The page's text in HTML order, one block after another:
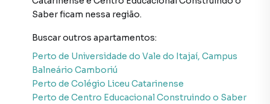
O valor do imóvel poderá sofrer alteração sem aviso
prévio.
Apartamento para Venda em região valorizada do bairro
Saberficam nessa região.
Buscar outros apartamentos:
Perto de Universidade do Vale do Itajaí, Campus
Balneário Camboriú
Perto de Colégio Liceu Catarinense
Perto de Centro Educacional Construindo o Saber